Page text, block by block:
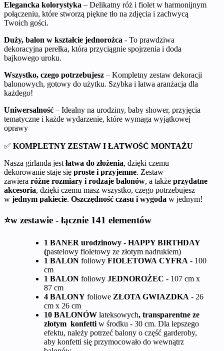
Elegancka kolorystyka – Delikatny róż i fiolet w harmonijnym
połączeniu, które stworzą piękne tło na zdjęcia i zachwycą
Twoich gości.
Duży, balon w kształcie jednorożca - To prawdziwa
dekoracyjna perełka, która przyciągnie spojrzenia i doda
bajkowego uroku.
Wszystko, czego potrzebujesz – Kompletny zestaw dekoracji
balonowych, gotowy do użytku. Szybka i łatwa aranżacja dla
każdego!
Uniwersalność – Idealny na urodziny, baby shower, przyjęcia
tematyczne i każde wydarzenie, które wymaga wyjątkowej
oprawy
✅ KOMPLETNY ZESTAW I ŁATWOŚĆ MONTAŻU
Nasza girlanda jest łatwa do złożenia, dzięki czemu
dekorowanie staje się proste i przyjemne. Zestaw
zawiera różne rozmiary i rodzaje balonów, a także przydatne
akcesoria, dzięki czemu masz wszystko, czego potrzebujesz
w jednym pakiecie. Oszczędność czasu i wygoda w jednym!
⭐w zestawie - łącznie 141 elementów
1 BANER urodzinowy - HAPPY BIRTHDAY
(pastelowy fioletowy ze złotym nadrukiem)
1 BALON foliowy FIOLETOWA CYFRA - 100
cm
1 BALON foliowy JEDNOROŻEC - 107 cm x
87 cm
4 BALONY foliowe ZŁOTA GWIAZDKA - 26
cm x 26 cm
10 BALONÓW lateksowych, transparentne ze
złotym konfettiw środku - 30 cm. Dla lepszego
efektu, należy potrzeć balony o część garderoby,
aby konfetti się przymocowało do wewnątrz